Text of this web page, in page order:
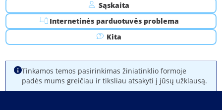
Produkto atšaukimas
Kontaktas
7 dienų kainos garantija
Sąskaita
Internetinės parduotuvės problema
Kita
Tinkamos temos pasirinkimas žiniatinklio formoje
padės mums greičiau ir tiksliau atsakyti į jūsų užklausą.